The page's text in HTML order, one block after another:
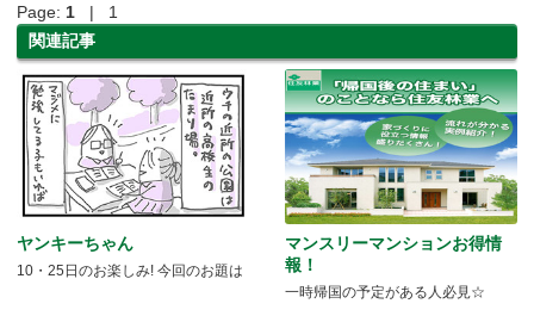
Page: 1 | 1
関連記事
ヤンキーちゃん
10・25日のお楽しみ! 今回のお題は
マンスリーマンションお得情
報！
一時帰国の予定がある人必見☆